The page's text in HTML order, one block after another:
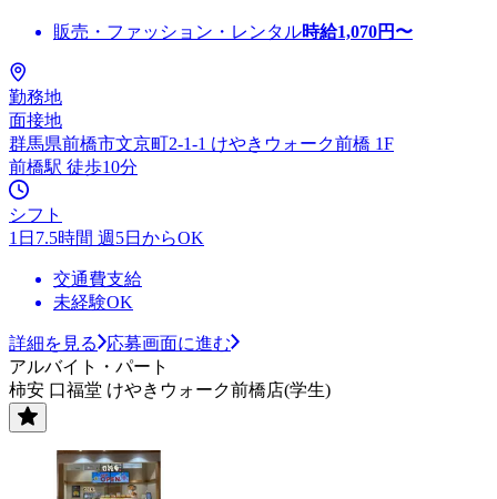
販売・ファッション・レンタル時給1,070円〜
勤務地
面接地
群馬県前橋市文京町2-1-1 けやきウォーク前橋 1F
前橋駅 徒歩10分
シフト
1日7.5時間 週5日からOK
交通費支給
未経験OK
詳細を見る
応募画面に進む
アルバイト・パート
柿安 口福堂 けやきウォーク前橋店(学生)